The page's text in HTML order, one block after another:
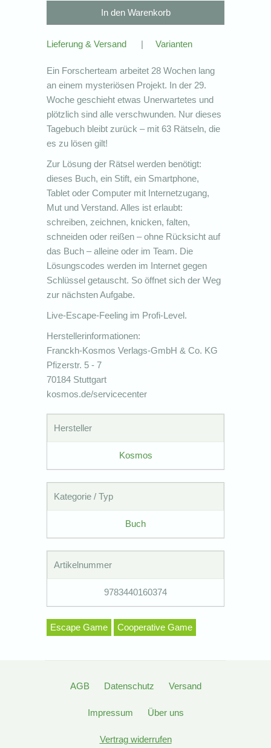
Lieferung & Versand | Varianten
Ein Forscherteam arbeitet 28 Wochen lang
an einem mysteriösen Projekt. In der 29.
Woche geschieht etwas Unerwartetes und
plötzlich sind alle verschwunden. Nur dieses
Tagebuch bleibt zurück – mit 63 Rätseln, die
es zu lösen gilt!
Zur Lösung der Rätsel werden benötigt:
dieses Buch, ein Stift, ein Smartphone,
Tablet oder Computer mit Internetzugang,
Mut und Verstand. Alles ist erlaubt:
schreiben, zeichnen, knicken, falten,
schneiden oder reißen – ohne Rücksicht auf
das Buch – alleine oder im Team. Die
Lösungscodes werden im Internet gegen
Schlüssel getauscht. So öffnet sich der Weg
zur nächsten Aufgabe.
Live-Escape-Feeling im Profi-Level.
Herstellerinformationen:
Franckh-Kosmos Verlags-GmbH & Co. KG
Pfizerstr. 5 - 7
70184 Stuttgart
kosmos.de/servicecenter
Hersteller
Kosmos
Kategorie / Typ
Buch
Artikelnummer
9783440160374
Escape Game Cooperative Game
AGB Datenschutz Versand
Impressum Über uns
Vertrag widerrufen